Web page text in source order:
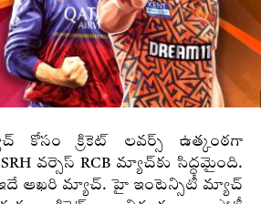
కోసం క్రికెట్‌ లవర్స్‌ ఉత్కంఠగా
SRH వర్సెస్‌ RCB మ్యాచ్‌కు సిద్ధమైంది.
ఆఖరి మ్యాచ్‌. హై ఇంటెన్సిటీ మ్యాచ్‌